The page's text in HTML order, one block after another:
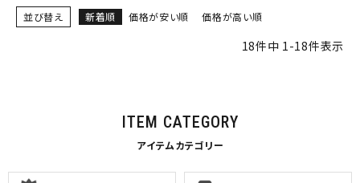
34inc
36inc
38inc
tune 絞り込んで検索する
並び替え 新着順 価格が安い順 価格が高い順
18件中 1 -18件表示
ITEM CATEGORY
アイテムカテゴリー